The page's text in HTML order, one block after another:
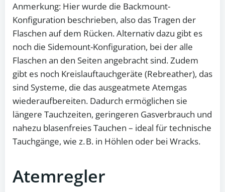
Anmerkung: Hier wurde die Backmount-
Konfiguration beschrieben, also das Tragen der
Flaschen auf dem Rücken. Alternativ dazu gibt es
noch die Sidemount-Konfiguration, bei der alle
Flaschen an den Seiten angebracht sind. Zudem
gibt es noch Kreislauftauchgeräte (Rebreather), das
sind Systeme, die das ausgeatmete Atemgas
wiederaufbereiten. Dadurch ermöglichen sie
längere Tauchzeiten, geringeren Gasverbrauch und
nahezu blasenfreies Tauchen – ideal für technische
Tauchgänge, wie z. B. in Höhlen oder bei Wracks.
Atemregler